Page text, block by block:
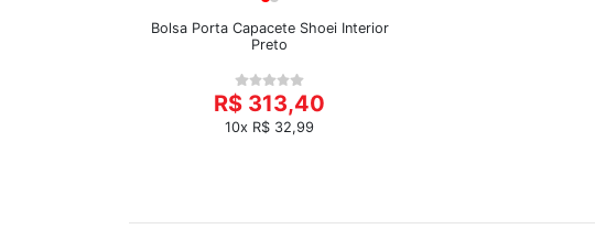
Bolsa Porta Capacete Shoei Interior
Preto
R$ 313,40
10x R$ 32,99